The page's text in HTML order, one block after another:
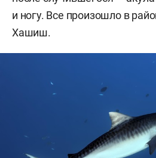
и ногу. Все произошло в
Хашиш.